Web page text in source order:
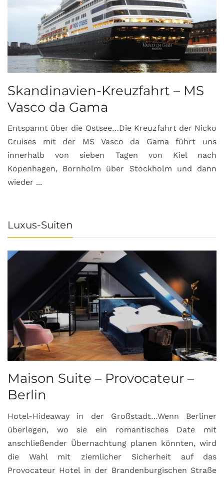
Skandinavien-Kreuzfahrt – MS
Vasco da Gama
Entspannt über die Ostsee…Die Kreuzfahrt der Nicko
Cruises mit der MS Vasco da Gama führt uns
innerhalb von sieben Tagen von Kiel nach
Kopenhagen, Bornholm über Stockholm und dann
wieder ...
Luxus-Suiten
Maison Suite – Provocateur –
Berlin
Hotel-Hideaway in der Großstadt…Wenn Berliner
überlegen, wo sie ein romantisches Date mit
anschließender Übernachtung planen könnten, wird
die Wahl mit ziemlicher Sicherheit auf das
Provocateur Hotel in der Brandenburgischen Straße